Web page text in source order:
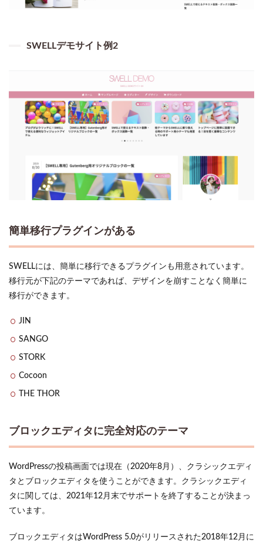
SWELLデモサイト例2
簡単移行プラグインがある
SWELLには、簡単に移行できるプラグインも用意されています。
移行元が下記のテーマであれば、デザインを崩すことなく簡単に
移行ができます。
JIN
SANGO
STORK
Cocoon
THE THOR
ブロックエディタに完全対応のテーマ
WordPressの投稿画面では現在（2020年8月）、クラシックエディ
タとブロックエディタを使うことができます。クラシックエディ
タに関しては、2021年12月末でサポートを終了することが決まっ
ています。
ブロックエディタはWordPress 5.0がリリースされた2018年12月に